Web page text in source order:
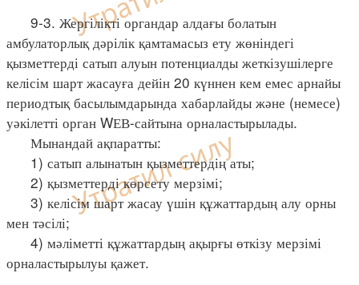
9-3. Жергілікті органдар алдағы болатын
амбулаторлық дәрілік қамтамасыз ету жөніндегі
қызметтерді сатып алуын потенциалды жеткізушілерге
келісім шарт жасауға дейін 20 күннен кем емес арнайы
периодтық басылымдарында хабарлайды және (немесе)
уәкілетті орган WЕВ-сайтына орналастырылады.
Мынандай ақпаратты:
1) сатып алынатын қызметтердің аты;
2) қызметтерді көрсету мерзімі;
3) келісім шарт жасау үшін құжаттардың алу орны
мен тәсілі;
4) мәліметті құжаттардың ақырғы өткізу мерзімі
орналастырылуы қажет.